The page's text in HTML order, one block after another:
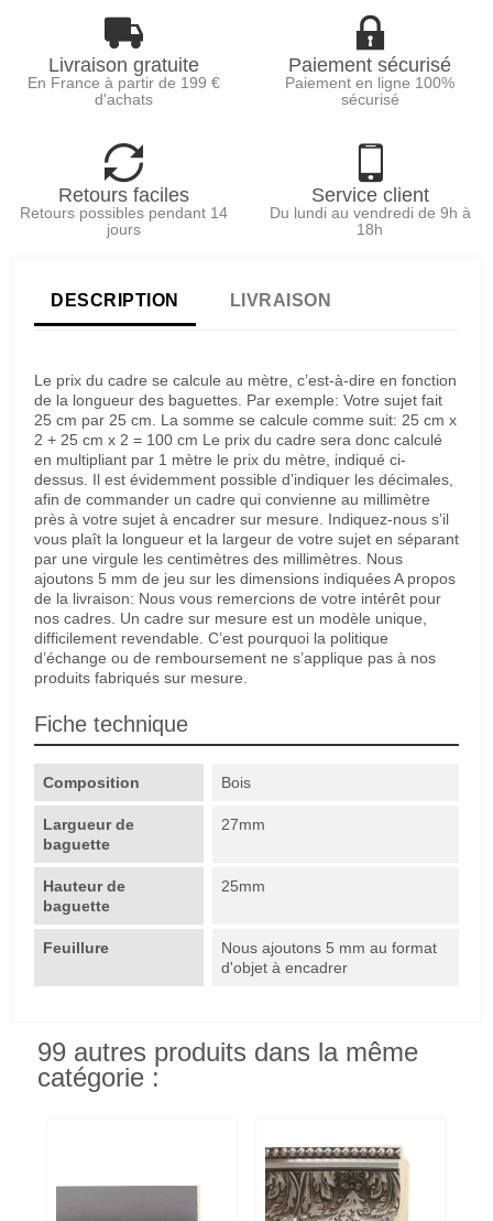
Livraison gratuite
En France à partir de 199 €
d'achats
Paiement sécurisé
Paiement en ligne 100%
sécurisé
Retours faciles
Retours possibles pendant 14
jours
Service client
Du lundi au vendredi de 9h à
18h
DESCRIPTION LIVRAISON
Le prix du cadre se calcule au mètre, c’est-à-dire en fonction
de la longueur des baguettes. Par exemple: Votre sujet fait
25 cm par 25 cm. La somme se calcule comme suit: 25 cm x
2 + 25 cm x 2 = 100 cm Le prix du cadre sera donc calculé
en multipliant par 1 mètre le prix du mètre, indiqué ci-
dessus. Il est évidemment possible d’indiquer les décimales,
afin de commander un cadre qui convienne au millimètre
près à votre sujet à encadrer sur mesure. Indiquez-nous s’il
vous plaît la longueur et la largeur de votre sujet en séparant
par une virgule les centimètres des millimètres. Nous
ajoutons 5 mm de jeu sur les dimensions indiquées A propos
de la livraison: Nous vous remercions de votre intérêt pour
nos cadres. Un cadre sur mesure est un modèle unique,
difficilement revendable. C’est pourquoi la politique
d’échange ou de remboursement ne s’applique pas à nos
produits fabriqués sur mesure.
Fiche technique
Composition Bois
Largueur de
baguette
27mm
Hauteur de
baguette
25mm
Feuillure
Nous ajoutons 5 mm au format
d'objet à encadrer
99 autres produits dans la même
catégorie :